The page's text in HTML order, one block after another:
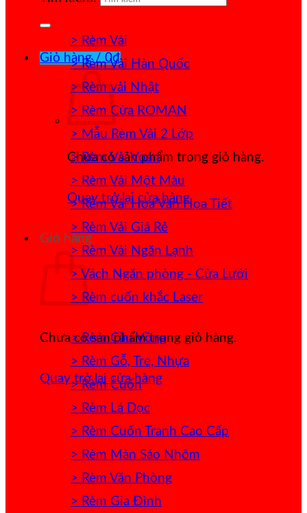
Giỏ hàng /0₫
Chưa có sản phẩm trong giỏ hàng.
Quay trở lại cửa hàng
Giỏ hàng
Chưa có sản phẩm trong giỏ hàng.
Quay trở lại cửa hàng
> Rèm Vải
> Rèm Vải Hàn Quốc
> Rèm vải Nhật
> Rèm Cửa ROMAN
> Mẫu Rèm Vải 2 Lớp
> Rèm Vải Voan
> Rèm Vải Một Màu
> Rèm Vải Hoa Văn Họa Tiết
> Rèm Vải Giá Rẻ
> Rèm Vải Ngăn Lạnh
> Vách Ngăn phòng - Cửa Lưới
> Rèm cuốn khắc Laser
> Rèm Cầu Vồng
> Rèm Gỗ, Tre, Nhựa
> Rèm Cuốn
> Rèm Lá Dọc
> Rèm Cuốn Tranh Cao Cấp
> Rèm Màn Sáo Nhôm
> Rèm Văn Phòng
> Rèm Gia Đình